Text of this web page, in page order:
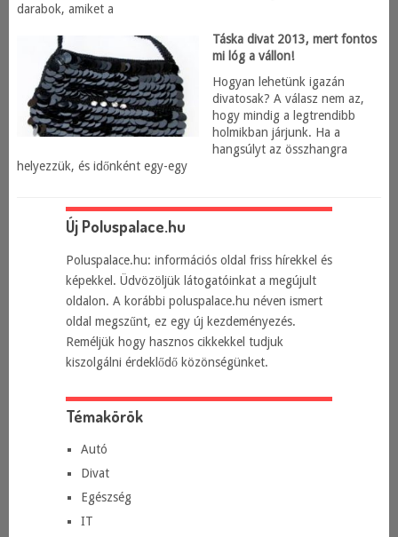
darabok, amiket a
Táska divat 2013, mert fontos
mi lóg a vállon!
Hogyan lehetünk igazán
divatosak? A válasz nem az,
hogy mindig a legtrendibb
holmikban járjunk. Ha a
hangsúlyt az összhangra
helyezzük, és időnként egy-egy
Új Poluspalace.hu
Poluspalace.hu: információs oldal friss hírekkel és
képekkel. Üdvözöljük látogatóinkat a megújult
oldalon. A korábbi poluspalace.hu néven ismert
oldal megszűnt, ez egy új kezdeményezés.
Reméljük hogy hasznos cikkekkel tudjuk
kiszolgálni érdeklődő közönségünket.
Témakörök
Autó
Divat
Egészség
IT